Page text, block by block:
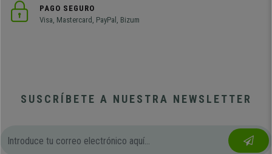
PAGO SEGURO
Visa, Mastercard, PayPal, Bizum
SUSCRÍBETE A NUESTRA NEWSLETTER